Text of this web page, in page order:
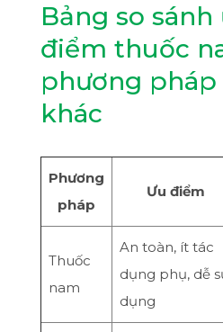
Bảng so
điểm thuốc
phương
khác
Phương
pháp
Ưu điểm
Thuốc
nam
An toàn, ít tác
dụng phụ, dễ
dụng